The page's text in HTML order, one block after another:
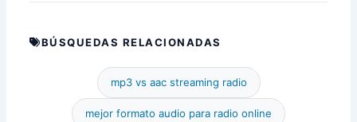
BÚSQUEDAS RELACIONADAS
mp3 vs aac streaming radio
mejor formato audio para radio online